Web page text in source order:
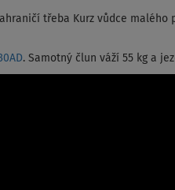
třeba Kurz vůdce
. Samotný člun váží 55 kg a